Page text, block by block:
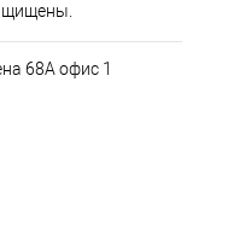
68А офис 1